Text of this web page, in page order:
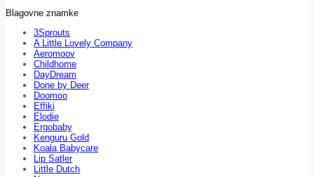
Blagovne znamke
3Sprouts
A Little Lovely Company
Aeromoov
Childhome
DayDream
Done by Deer
Doomoo
Effiki
Elodie
Ergobaby
Kenguru Gold
Koala Babycare
Lip Satler
Little Dutch